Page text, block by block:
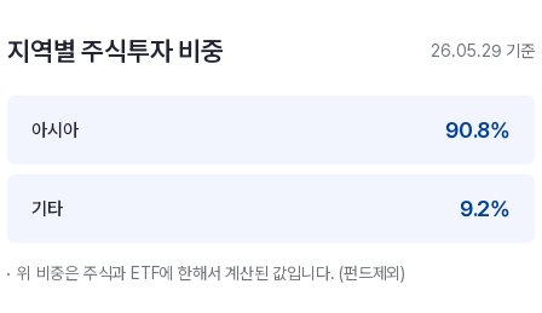
지역별 주식투자 비중 26.05.29 기준
아시아 90.8%
기타 9.2%
위 비중은 주식과 ETF에 한해서 계산된 값입니다. (펀드제외)